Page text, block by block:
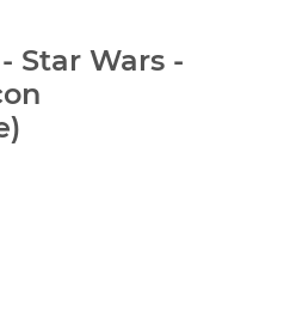
Star Wars -